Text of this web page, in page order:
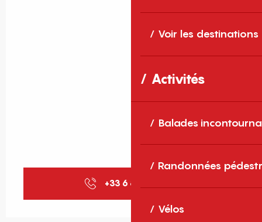
Voir les destinations
Activités
Balades
Randonnées
Vélos
+33 6 84 81 10